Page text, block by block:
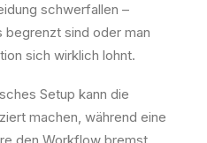
schwerfallen –
sind oder man
sich wirklich lohnt.
Setup kann die
machen, während eine